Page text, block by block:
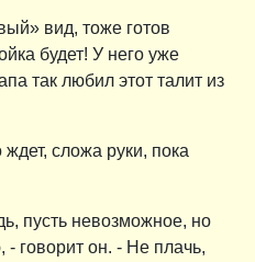
вид, тоже готов
будет! У него уже
так любил этот талит из
сложа руки, пока
пусть невозможное, но
- говорит он. - Не плачь,